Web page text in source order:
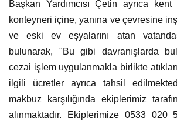
Başkan Yardımcısı Çetin ayrıca
konteyneri içine, yanına ve çevresine
ve eski ev eşyalarını atan
bulunarak, "Bu gibi davranışlarda
cezai işlem uygulanmakla birlikte
ilgili ücretler ayrıca tahsil
makbuz karşılığında ekiplerimiz
alınmaktadır. Ekiplerimize 0533